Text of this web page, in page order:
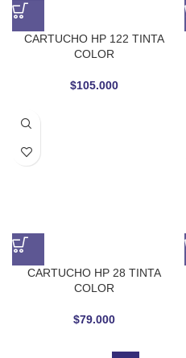
CARTUCHO HP 122 TINTA
COLOR
$105.000
CARTUCHO HP 28 TINTA
COLOR
$79.000